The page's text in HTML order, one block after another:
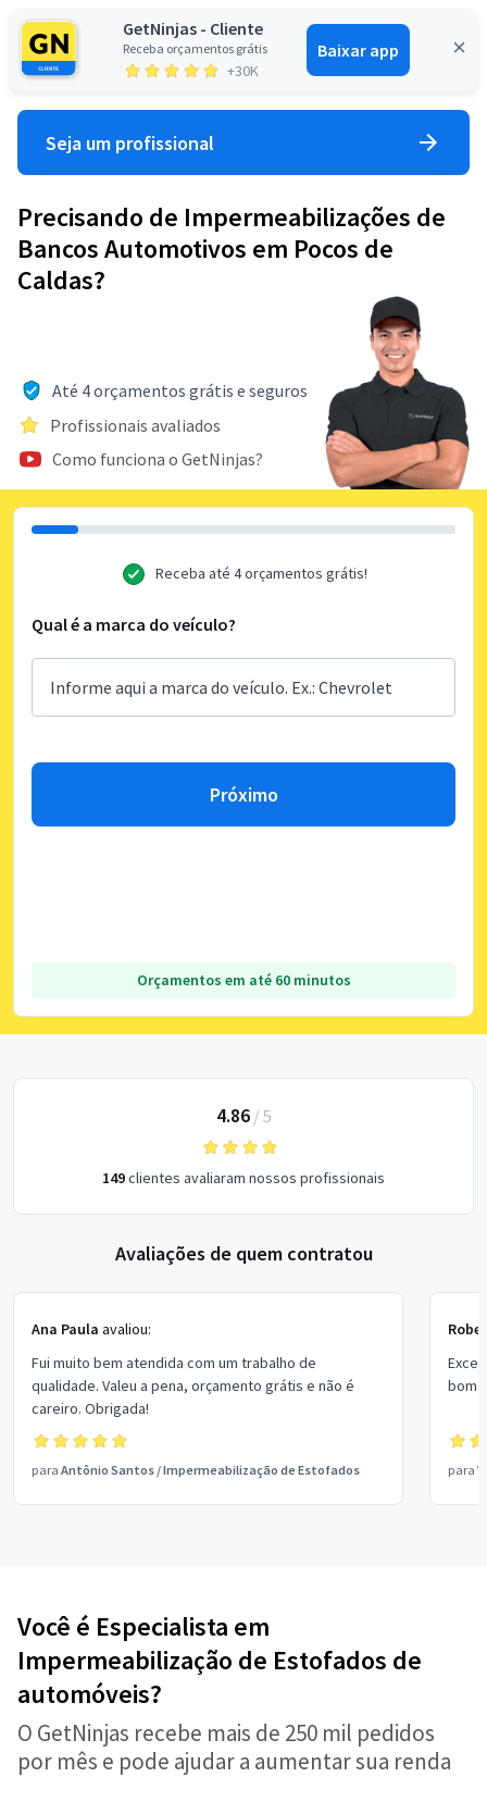
GetNinjas - Cliente
Receba orçamentos grátis
+30K
Baixar app
Entrar
Seja um profissional
Precisando de Impermeabilizações de
Bancos Automotivos em Pocos de
Caldas?
Até 4 orçamentos grátis e seguros
Profissionais avaliados
Como funciona o GetNinjas?
Receba até 4 orçamentos grátis!
Qual é a marca do veículo?
Próximo
Orçamentos em até 60 minutos
4.86/ 5
149clientes avaliaram nossos profissionais
Avaliações de quem contratou
Ana Paula avaliou:
Fui muito bem atendida com um trabalho de
qualidade. Valeu a pena, orçamento grátis e não é
careiro. Obrigada!
para Antônio Santos /Impermeabilização de Estofados
bom
para
Você é Especialista em
Impermeabilização de Estofados de
automóveis?
O GetNinjas recebe mais de 250 mil pedidos
por mês e pode ajudar a aumentar sua renda